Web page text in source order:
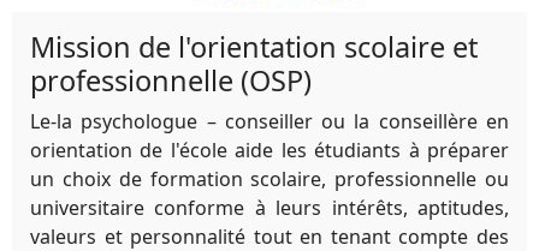
Mission de l'orientation scolaire et
professionnelle (OSP)
Le-la psychologue – conseiller ou la conseillère en
orientation de l'école aide les étudiants à préparer
un choix de formation scolaire, professionnelle ou
universitaire conforme à leurs intérêts, aptitudes,
valeurs et personnalité tout en tenant compte des